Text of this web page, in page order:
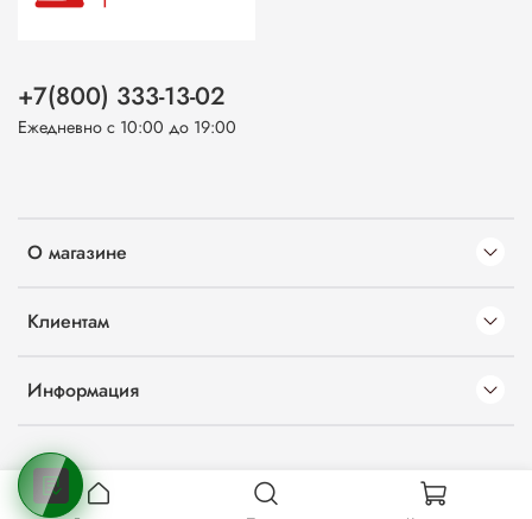
О магазине
Клиентам
Информация
+7(800) 333-13-02
Ежедневно с 10:00 до 19:00